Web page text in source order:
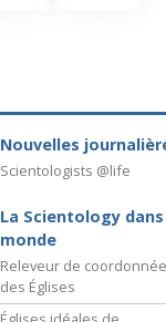
Nouvelles
Scientologists @life
La Scientology
monde
Releveur de
des Églises